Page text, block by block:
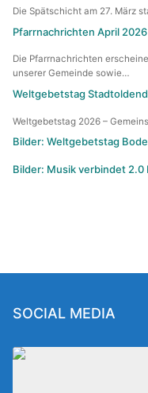
Die Spätschicht am 27. März
Pfarrnachrichten April 2026
Die Pfarrnachrichten
unserer Gemeinde sowie…
Weltgebetstag
Weltgebetstag 2026 –
Bilder: Weltgebetstag
Bilder: Musik verbindet 2.0
SOCIAL MEDIA